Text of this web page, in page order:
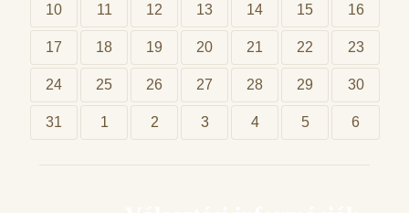
10 11 12 13 14 15 16
17 18 19 20 21 22 23
24 25 26 27 28 29 30
31 1 2 3 4 5 6